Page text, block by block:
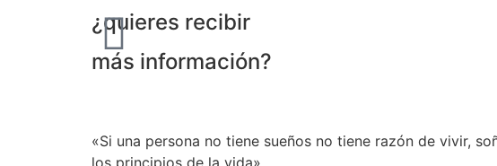
¿quieres recibir
más información?
«Si una persona no tiene sueños no tiene razón de vivir,
los principios de la vida»